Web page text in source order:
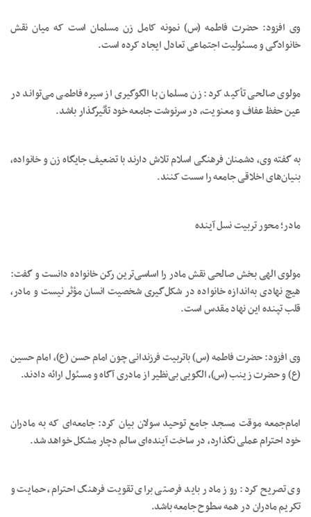
وی افزود: حضرت فاطمه (س) نمونه کامل زن مسلمان است که میان نقش
خانوادگی و مسئولیت اجتماعی تعادل ایجاد کرده است.
مولوی صالحی تأکید کرد: زن مسلمان با الگوگیری از سیره فاطمی می‌تواند در
عین حفظ عفاف و معنویت، در سرنوشت جامعه خود تأثیرگذار باشد.
به گفته وی، دشمنان فرهنگی اسلام تلاش دارند با تضعیف جایگاه زن و خانواده،
بنیان‌های اخلاقی جامعه را سست کنند.
مادر؛ محور تربیت نسل آینده
مولوی الهی بخش صالحی نقش مادر را اساسی‌ترین رکن خانواده دانست و گفت:
هیچ نهادی به‌اندازه خانواده در شکل‌گیری شخصیت انسان مؤثر نیست و مادر،
قلب تپنده این نهاد مقدس است.
وی افزود: حضرت فاطمه (س) باتربیت فرزندانی چون امام حسن (ع)، امام حسین
(ع) و حضرت زینب (س)، الگویی بی‌نظیر از مادری آگاه و مسئول ارائه دادند.
امام‌جمعه موقت مسجد جامع توحید سولان بیان کرد: جامعه‌ای که به مادران
خود احترام عملی نگذارد، در ساخت آینده‌ای سالم دچار مشکل خواهد شد.
وی تصریح کرد: روز مادر باید فرصتی برای تقویت فرهنگ احترام، حمایت و
تکریم مادران در همه سطوح جامعه باشد.